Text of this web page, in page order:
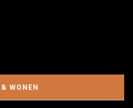
WONEN